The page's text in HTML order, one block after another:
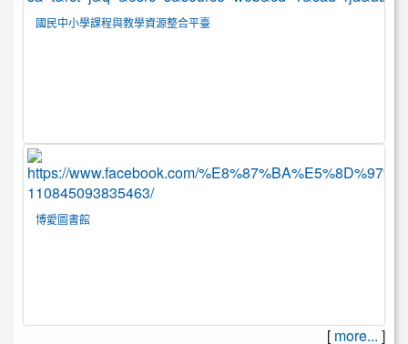
國民中小學課程與教學資源整合平臺
博愛圖書館
[ more... ]